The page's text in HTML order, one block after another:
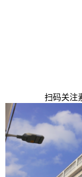
扫码关注